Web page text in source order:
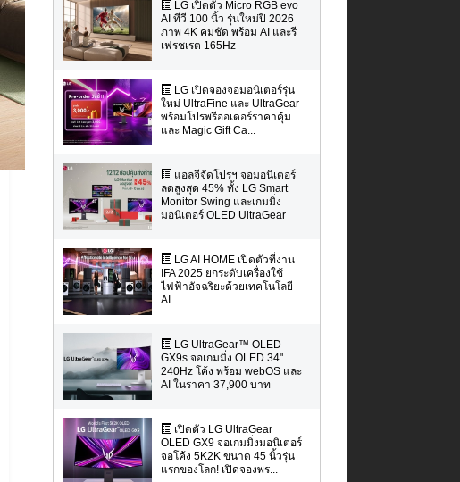
LG เปิดตัว Micro RGB evo
AI ทีวี 100 นิ้ว รุ่นใหม่ปี 2026
ภาพ 4K คมชัด พร้อม AI และรี
เฟรชเรต 165Hz
LG เปิดจองจอมอนิเตอร์รุ่น
ใหม่ UltraFine และ UltraGear
พร้อมโปรพรีออเดอร์ราคาคุ้ม
และ Magic Gift Ca...
แอลจีจัดโปรฯ จอมอนิเตอร์
ลดสูงสุด 45% ทั้ง LG Smart
Monitor Swing และเกมมิ่ง
มอนิเตอร์ OLED UltraGear
LG AI HOME เปิดตัวที่งาน
IFA 2025 ยกระดับเครื่องใช้
ไฟฟ้าอัจฉริยะด้วยเทคโนโลยี
AI
LG UltraGear™ OLED
GX9s จอเกมมิ่ง OLED 34"
240Hz โค้ง พร้อม webOS และ
AI ในราคา 37,900 บาท
เปิดตัว LG UltraGear
OLED GX9 จอเกมมิ่งมอนิเตอร์
จอโค้ง 5K2K ขนาด 45 นิ้วรุ่น
แรกของโลก! เปิดจองพร...